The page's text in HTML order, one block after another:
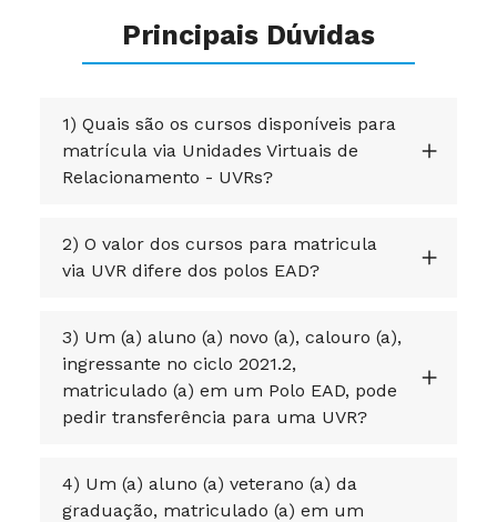
Principais Dúvidas
1) Quais são os cursos disponíveis para
matrícula via Unidades Virtuais de
Relacionamento - UVRs?
2) O valor dos cursos para matricula
via UVR difere dos polos EAD?
3) Um (a) aluno (a) novo (a), calouro (a),
ingressante no ciclo 2021.2,
matriculado (a) em um Polo EAD, pode
pedir transferência para uma UVR?
4) Um (a) aluno (a) veterano (a) da
graduação, matriculado (a) em um